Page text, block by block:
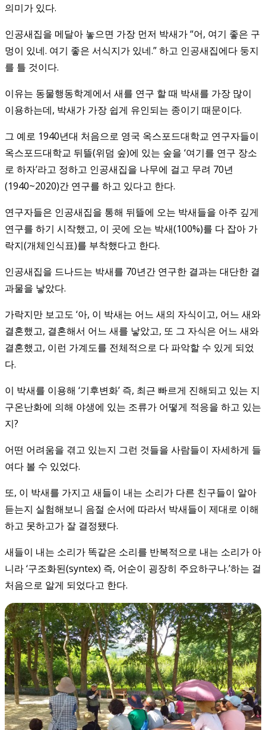
의미가 있다.
인공새집을 메달아 놓으면 가장 먼저 박새가 “어, 여기 좋은 구
멍이 있네. 여기 좋은 서식지가 있네.” 하고 인공새집에다 둥지
를 틀 것이다.
이유는 동물행동학계에서 새를 연구 할 때 박새를 가장 많이
이용하는데, 박새가 가장 쉽게 유인되는 종이기 때문이다.
그 예로 1940년대 처음으로 영국 옥스포드대학교 연구자들이
옥스포드대학교 뒤뜰(위덤 숲)에 있는 숲을 ‘여기를 연구 장소
로 하자’라고 정하고 인공새집을 나무에 걸고 무려 70년
(1940~2020)간 연구를 하고 있다고 한다.
연구자들은 인공새집을 통해 뒤뜰에 오는 박새들을 아주 깊게
연구를 하기 시작했고, 이 곳에 오는 박새(100%)를 다 잡아 가
락지(개체인식표)를 부착했다고 한다.
인공새집을 드나드는 박새를 70년간 연구한 결과는 대단한 결
과물을 낳았다.
가락지만 보고도 ‘아, 이 박새는 어느 새의 자식이고, 어느 새와
결혼했고, 결혼해서 어느 새를 낳았고, 또 그 자식은 어느 새와
결혼했고, 이런 가계도를 전체적으로 다 파악할 수 있게 되었
다.
이 박새를 이용해 ‘기후변화’ 즉, 최근 빠르게 진해되고 있는 지
구온난화에 의해 야생에 있는 조류가 어떻게 적응을 하고 있는
지?
어떤 어려움을 겪고 있는지 그런 것들을 사람들이 자세하게 들
여다 볼 수 있었다.
또, 이 박새를 가지고 새들이 내는 소리가 다른 친구들이 알아
듣는지 실험해보니 음절 순서에 따라서 박새들이 제대로 이해
하고 못하고가 잘 결정됐다.
새들이 내는 소리가 똑같은 소리를 반복적으로 내는 소리가 아
니라 ‘구조화된(syntex) 즉, 어순이 굉장히 주요하구나.’하는 걸
처음으로 알게 되었다고 한다.